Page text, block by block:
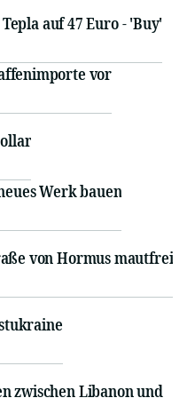
auf 47 Euro - 'Buy'
vor
Werk bauen
von Hormus mautfrei
zwischen Libanon und